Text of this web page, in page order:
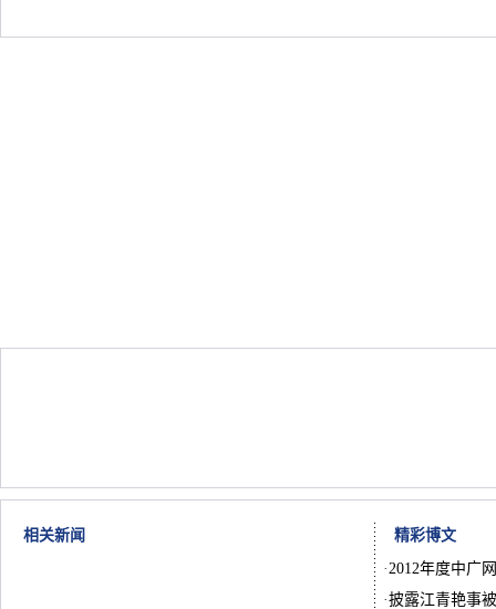
相关新闻
精彩博文
·2012年度中广
·披露江青艳事